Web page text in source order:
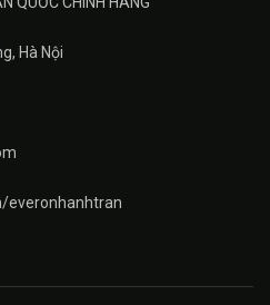
Hà Nội
everonhanhtran